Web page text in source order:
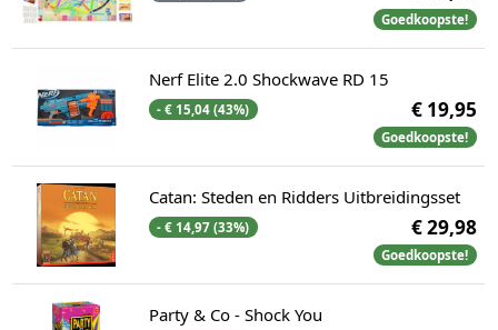
Goedkoopste!
Nerf Elite 2.0 Shockwave RD 15
- € 15,04 (43%) € 19,95
Goedkoopste!
Catan: Steden en Ridders Uitbreidingsset
- € 14,97 (33%) € 29,98
Goedkoopste!
Party & Co - Shock You